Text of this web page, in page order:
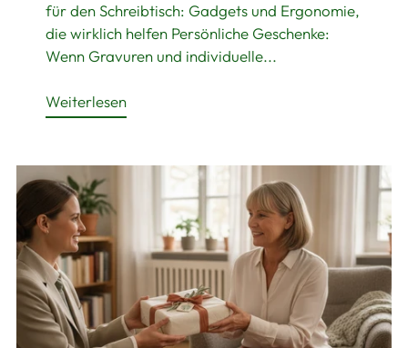
für den Schreibtisch: Gadgets und Ergonomie,
die wirklich helfen Persönliche Geschenke:
Wenn Gravuren und individuelle...
Weiterlesen